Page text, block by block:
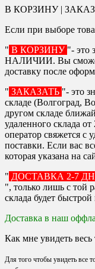
В КОРЗИНУ |
Если при выборе
" В КОРЗИНУ "- это
НАЛИЧИИ. Вы сможете
доставку после
" ЗАКАЗАТЬ "- это
складе (Волгоград,
другом складе
удаленного склада
оператор свяжется с
поставки. Если вас
которая указана на
" ДОСТАВКА 2-7
", только лишь с той
склада будет
Доставка в наш
Как мне увидеть
Для того чтобы увидеть все